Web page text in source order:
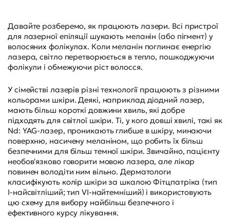
Давайте розберемо, як працюють лазери. Всі пристрої
для лазерної епіляції шукають меланін (або пігмент) у
волосяних фолікулах. Коли меланін поглинає енергію
лазера, світло перетворюється в тепло, пошкоджуючи
фолікули і обмежуючи ріст волосся.
У сімействі лазерів різні технології працюють з різними
кольорами шкіри. Деякі, наприклад діодний лазер,
мають більш короткі довжини хвиль, які добре
підходять для світлої шкіри. Ті, у кого довші хвилі, такі як
Nd: YAG-лазер, проникають глибше в шкіру, минаючи
поверхню, насичену меланіном, що робить їх більш
безпечними для більш темної шкіри. Звичайно, пацієнту
необов'язково говорити мовою лазера, але лікар
повинен володіти ним вільно. Дерматологи
класифікують колір шкіри за шкалою Фітцпатріка (тип
I-найсвітліший; тип VI-найтемніший) і використовують
цю схему для вибору найбільш безпечного і
ефективного курсу лікування.